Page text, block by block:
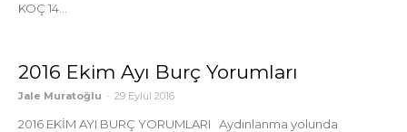
KOÇ 14...
2016 Ekim Ayı Burç Yorumları
Jale Muratoğlu - 29 Eylül 2016
2016 EKİM AYI BURÇ YORUMLARI Aydınlanma yolunda